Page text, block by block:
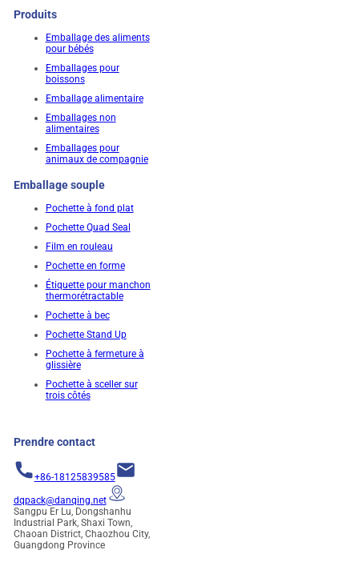
Produits
Emballage des aliments
pour bébés
Emballages pour
boissons
Emballage alimentaire
Emballages non
alimentaires
Emballages pour
animaux de compagnie
Emballage souple
Pochette à fond plat
Pochette Quad Seal
Film en rouleau
Pochette en forme
Étiquette pour manchon
thermorétractable
Pochette à bec
Pochette Stand Up
Pochette à fermeture à
glissière
Pochette à sceller sur
trois côtés
Prendre contact
+86-18125839585
dqpack@danqing.net
Sangpu Er Lu, Dongshanhu
Industrial Park, Shaxi Town,
Chaoan District, Chaozhou City,
Guangdong Province